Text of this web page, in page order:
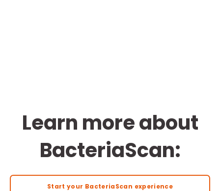
Learn more about
BacteriaScan:
Start your BacteriaScan experience